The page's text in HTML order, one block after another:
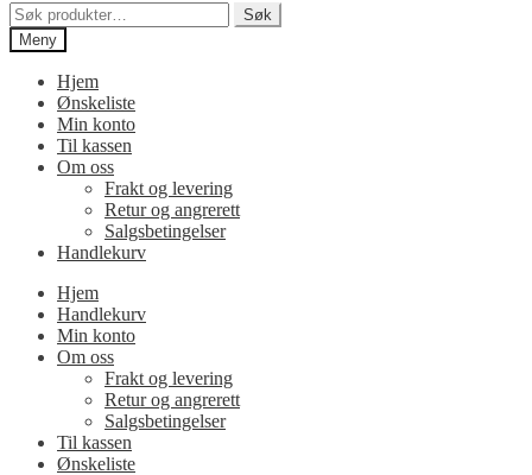
Søk
etter:
Søk
Meny
Hjem
Ønskeliste
Min konto
Til kassen
Om oss
Frakt og levering
Retur og angrerett
Salgsbetingelser
Handlekurv
Hjem
Handlekurv
Min konto
Om oss
Frakt og levering
Retur og angrerett
Salgsbetingelser
Til kassen
Ønskeliste